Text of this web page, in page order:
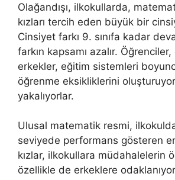
Olağandışı, ilkokullarda,
kızları tercih eden büyük bir
Cinsiyet farkı 9. sınıfa kadar
farkın kapsamı azalır.
erkekler, eğitim sistemleri
öğrenme eksikliklerini
yakalıyorlar.
Ulusal matematik resmi,
seviyede performans gösteren
kızlar, ilkokullara müdahalelerin
özellikle de erkeklere